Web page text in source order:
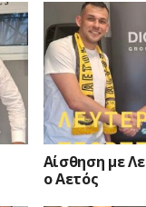
Αίσθηση με
ο Αετός